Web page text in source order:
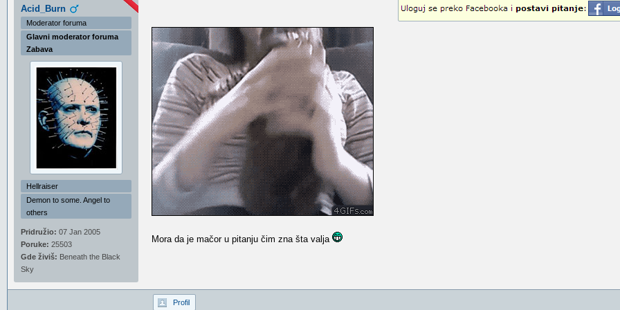
Acid_Burn
Moderator foruma
Glavni moderator foruma
Zabava
Hellraiser
Demon to some. Angel to
others
Pridružio: 07 Jan 2005
Poruke: 25503
Gde živiš: Beneath the Black
Sky
Mora da je mačor u pitanju čim zna šta valja
Profil